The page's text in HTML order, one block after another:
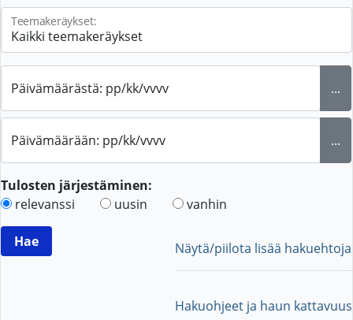
Teemakeräykset:
Päivämäärästä: pp/kk/vvvv ...
Päivämäärään: pp/kk/vvvv ...
Tulosten järjestäminen:
relevanssi
uusin vanhin
Näytä/piilota lisää hakuehtoja
Hakuohjeet ja haun kattavuus